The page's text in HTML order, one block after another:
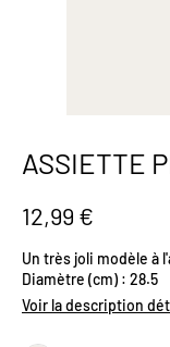
Passer
au
de
Galerie
d’images
ASSIETTE
12,99 €
Un très joli modèle à
Diamètre (cm) : 28.5
Voir la description